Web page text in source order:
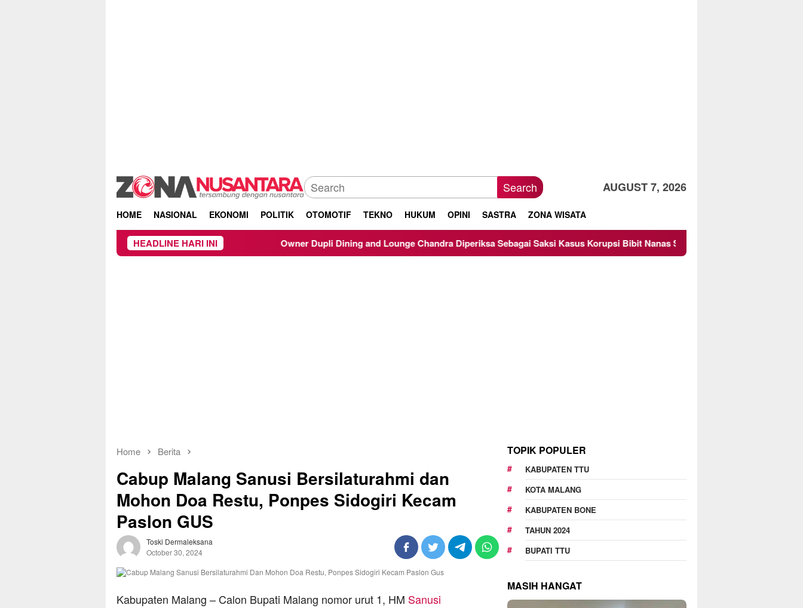
Search AUGUST 7, 2026
HOME NASIONAL EKONOMI POLITIK OTOMOTIF TEKNO HUKUM OPINI SASTRA ZONA WISATA
HEADLINE HARI INIOwner Dupli Dining and Lounge Chandra Diperiksa Sebagai Saksi Kasus Korupsi Bibit Nanas Sulsel Rp 52,4 Miliar
Home Berita
Cabup Malang Sanusi Bersilaturahmi dan
Mohon Doa Restu, Ponpes Sidogiri Kecam
Paslon GUS
Toski Dermaleksana
October 30, 2024
Kabupaten Malang – Calon Bupati Malang nomor urut 1, HM Sanusi
TOPIK POPULER
KABUPATEN TTU
KOTA MALANG
KABUPATEN BONE
TAHUN 2024
BUPATI TTU
MASIH HANGAT